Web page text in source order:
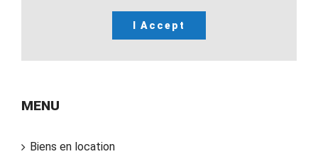
I Accept
MENU
Biens en location